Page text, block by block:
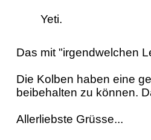
Yeti.
Das mit "irgendwelchen
Die Kolben haben eine
beibehalten zu können.
Allerliebste Grüsse...